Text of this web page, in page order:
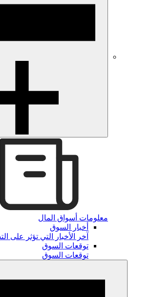
معلومات أسواق المال
أخبار السوق
آخر الأخبار التي تؤثر على التداولات
توقعات السوق
توقعات السوق